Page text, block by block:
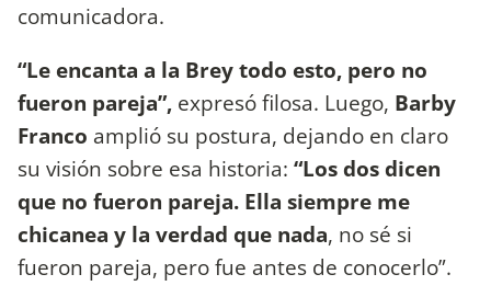
comunicadora.
“Le encanta a la Brey todo esto, pero no
fueron pareja”, expresó filosa. Luego, Barby
Franco amplió su postura, dejando en claro
su visión sobre esa historia: “Los dos dicen
que no fueron pareja. Ella siempre me
chicanea y la verdad que nada, no sé si
fueron pareja, pero fue antes de conocerlo”.